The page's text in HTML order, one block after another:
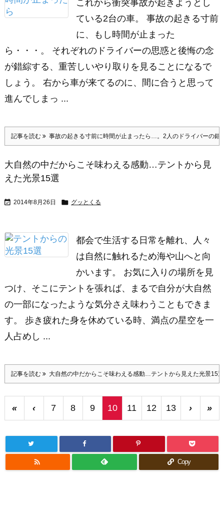
これから衝突事故が起きようとし
ている2台の車。 事故の起きる寸前
に、もし時間が止まった
ら・・・。 それぞれのドライバーの思惑と後悔の念
が錯綜する、重苦しいやり取りを見ることになるで
しょう。 右から車が来てるのに、間に合うと思って
進んでしまっ ...
記事を読む 事故の起きる寸前に時間が止まったら…。2人のドライバーの錯
大自然の中だからこそ味わえる感動…テントから見
えた光景15選
 2014年8月26日  グッとくる
都会で生活する日常を離れ、人々
は自然に触れるため海や山へと向
かいます。 お気に入りの場所を見
つけ、そこにテントを張れば、まるで自分が大自然
の一部になったような気分さえ味わうこともできま
す。 歩き疲れた身を休めている時、満点の星空を一
人占めし ...
記事を読む 大自然の中だからこそ味わえる感動…テントから見えた光景15選
« ‹ 7 8 9 10 11 12 13 › »
 Copy